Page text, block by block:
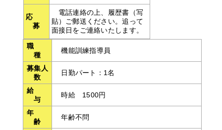
応
募
電話連絡の上、履歴書（写
貼）ご郵送ください。追って
面接日をご連絡いたします。
職
種
機能訓練指導員
募集人
数
日勤パート：1名
給
与
時給 1500円
年
齢
年齢不問